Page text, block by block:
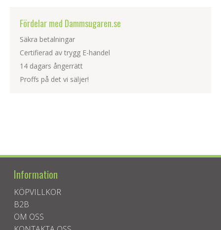
Fördelar med Dammsugaren.se
Säkra betalningar
Certifierad av trygg E-handel
14 dagars ångerrätt
Proffs på det vi säljer!
Information
KÖPVILLKOR
B2B
OM OSS